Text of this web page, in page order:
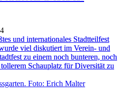
und internationales Stadtteilfest
viel diskutiert im Verein- und
zu einem noch bunteren, noch
Schauplatz für Diversität zu